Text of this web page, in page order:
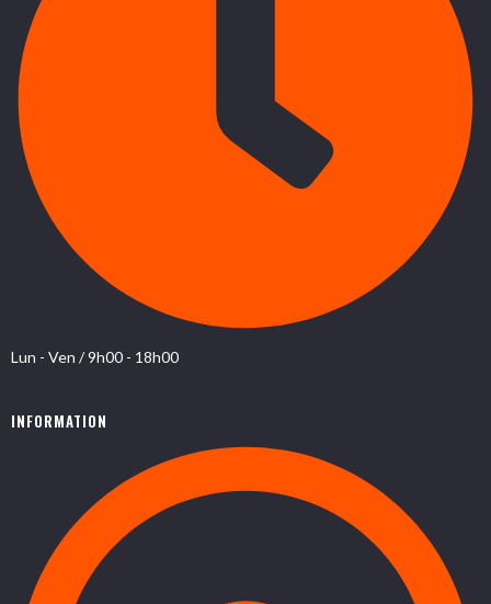
Lun - Ven / 9h00 - 18h00
INFORMATION